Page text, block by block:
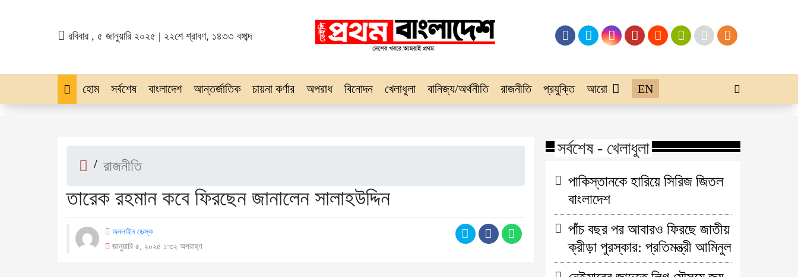
রবিবার , ৫ জানুয়ারি ২০২৫ | ২২শে শ্রাবণ, ১৪৩৩ বঙ্গাব্দ
হোম সর্বশেষ বাংলাদেশ আন্তর্জাতিক চায়না কর্ণার অপরাধ বিনোদন খেলাধুলা বানিজ্য/অর্থনীতি রাজনীতি প্রযুক্তি আরো EN
/ রাজনীতি
তারেক রহমান কবে ফিরছেন জানালেন সালাহউদ্দিন
অনলাইন ডেস্ক
জানুয়ারি ৫, ২০২৫ ১:৩২ অপরাহ্ণ
সর্বশেষ - খেলাধুলা
পাকিস্তানকে হারিয়ে সিরিজ জিতল
বাংলাদেশ
পাঁচ বছর পর আবারও ফিরছে জাতীয়
ক্রীড়া পুরস্কার: প্রতিমন্ত্রী আমিনুল